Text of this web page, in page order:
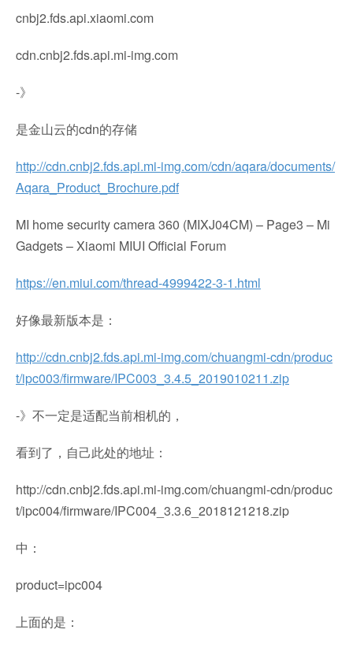
cnbj2.fds.api.xiaomi.com
cdn.cnbj2.fds.api.mi-img.com
-》
是金山云的cdn的存储
http://cdn.cnbj2.fds.api.mi-img.com/cdn/aqara/documents/
Aqara_Product_Brochure.pdf
MI home security camera 360 (MIXJ04CM) – Page3 – Mi
Gadgets – Xiaomi MIUI Official Forum
https://en.miui.com/thread-4999422-3-1.html
好像最新版本是：
http://cdn.cnbj2.fds.api.mi-img.com/chuangmi-cdn/produc
t/ipc003/firmware/IPC003_3.4.5_2019010211.zip
-》不一定是适配当前相机的，
看到了，自己此处的地址：
http://cdn.cnbj2.fds.api.mi-img.com/chuangmi-cdn/produc
t/ipc004/firmware/IPC004_3.3.6_2018121218.zip
中：
product=ipc004
上面的是：